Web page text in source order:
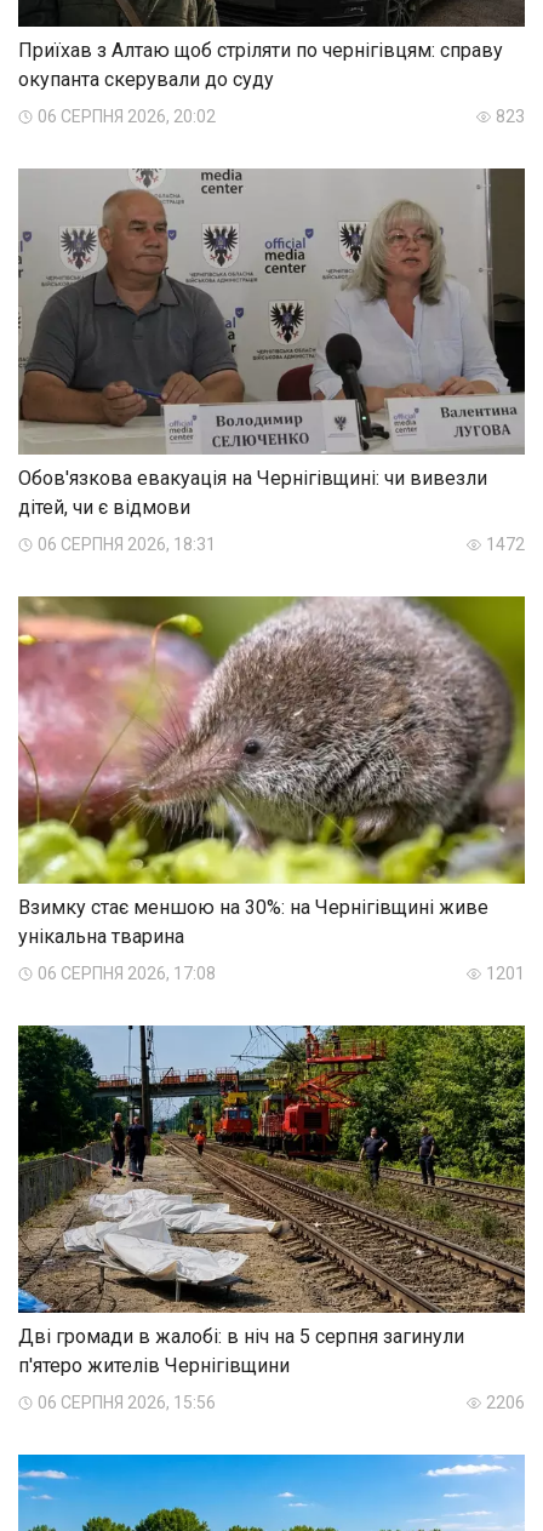
Приїхав з Алтаю щоб стріляти по чернігівцям: справу
окупанта скерували до суду
06 СЕРПНЯ 2026, 20:02 823
Обов'язкова евакуація на Чернігівщині: чи вивезли
дітей, чи є відмови
06 СЕРПНЯ 2026, 18:31 1472
Взимку стає меншою на 30%: на Чернігівщині живе
унікальна тварина
06 СЕРПНЯ 2026, 17:08 1201
Дві громади в жалобі: в ніч на 5 серпня загинули
п'ятеро жителів Чернігівщини
06 СЕРПНЯ 2026, 15:56 2206